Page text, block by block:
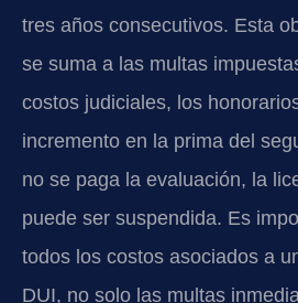
tres años consecutivos. Esta
se suma a las multas
costos judiciales, los
incremento en la prima del
no se paga la evaluación, la
puede ser suspendida. Es
todos los costos asociados a
DUI, no solo las multas